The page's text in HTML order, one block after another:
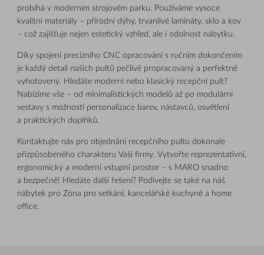
probíhá v moderním strojovém parku. Používáme vysoce
kvalitní materiály – přírodní dýhy, trvanlivé lamináty, sklo a kov
– což zajišťuje nejen estetický vzhled, ale i odolnost nábytku.
Díky spojení precizního CNC opracování s ručním dokončením
je každý detail našich pultů pečlivě propracovaný a perfektně
vyhotovený. Hledáte moderní nebo klasický recepční pult?
Nabízíme vše – od minimalistických modelů až po modulární
sestavy s možností personalizace barev, nástavců, osvětlení
a praktických doplňků.
Kontaktujte nás pro objednání recepčního pultu dokonale
přizpůsobeného charakteru Vaší firmy. Vytvořte reprezentativní,
ergonomický a moderní vstupní prostor – s MARO snadno
a bezpečně! Hledáte další řešení? Podívejte se také na náš
nábytek pro Zóna pro setkání kancelářské kuchyně a home
office.